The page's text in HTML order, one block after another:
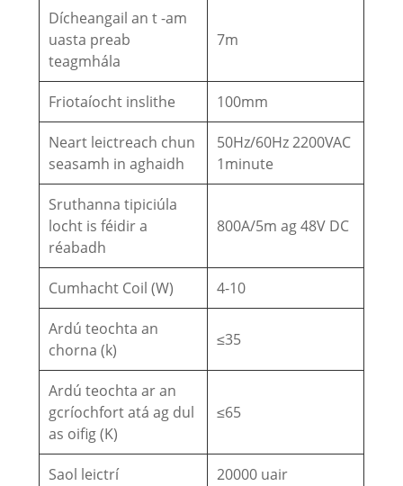
Dícheangail an t -am
uasta preab
teagmhála
7m
Friotaíocht inslithe 100mm
Neart leictreach chun
seasamh in aghaidh
50Hz/60Hz 2200VAC
1minute
Sruthanna tipiciúla
locht is féidir a
réabadh
800A/5m ag 48V DC
Cumhacht Coil (W) 4-10
Ardú teochta an
chorna (k)
≤35
Ardú teochta ar an
gcríochfort atá ag dul
as oifig (K)
≤65
Saol leictrí 20000 uair